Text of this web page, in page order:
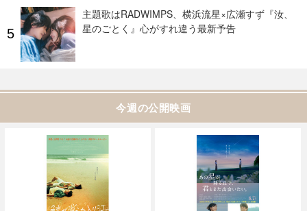
主題歌はRADWIMPS、横浜流星×広瀬すず『汝、
星のごとく』心がすれ違う最新予告
今週の公開映画